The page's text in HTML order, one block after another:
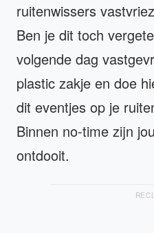
ruitenwissers
Ben je dit toch
volgende dag
plastic zakje en doe
dit eventjes op je
Binnen no-time zijn
ontdooit.